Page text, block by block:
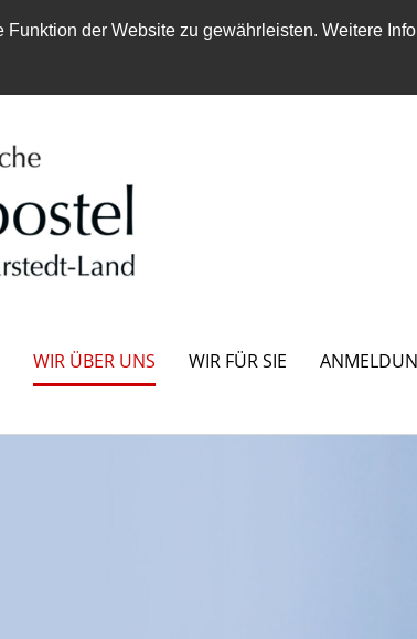
der Website zu gewährleisten. Weitere
WIR ÜBER UNS WIR FÜR SIE